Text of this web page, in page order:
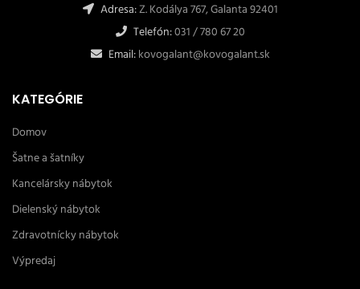
Adresa:Z. Kodálya 767, Galanta 92401
Telefón:031 / 780 67 20
Email:kovogalant@kovogalant.sk
KATEGÓRIE
Domov
Šatne a šatníky
Kancelársky nábytok
Dielenský nábytok
Zdravotnícky nábytok
Výpredaj